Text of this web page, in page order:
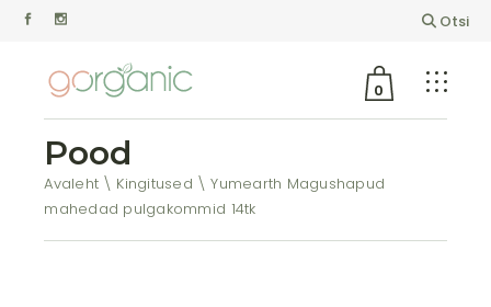
Otsi
0
Pood
Avaleht Kingitused
Yumearth Magushapud
mahedad pulgakommid 14tk